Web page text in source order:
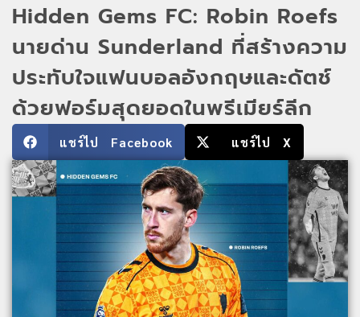
Hidden Gems FC: Robin Roefs
นายด่าน Sunderland ที่สร้างความ
ประทับใจแฟนบอลอังกฤษและดัตช์
ด้วยฟอร์มสุดยอดในพรีเมียร์ลีก
แชร์ไป Facebook แชร์ไป X